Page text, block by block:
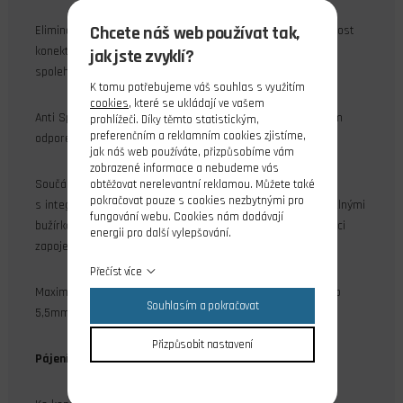
Eliminací vzniku elektrického výboje významně roste životnost
konektoru ve smyslu počtu připojení a v důsledku také
spolehlivost spojení.
Anti Spark konektory se dále vyznačují nízkým přechodovým
odporem a zejména svým jednoduchým použitím.
Součástí balení jsou dva páry konektorů z toho je jeden
s integrovaným omezením proudu a osmi teplem srmšťitelnými
bužírkami v černé a červené barvě, pro libovolnou kombinaci
zapojení konektorů.
Maximální proud konektorem pro průměr 4mm je 75A a pro
5,5mm 150A.
Pájení vodičů:
Chcete náš web používat tak,
jak jste zvyklí?
K tomu potřebujeme váš souhlas s využitím
cookies, které se ukládají ve vašem
prohlížeči. Díky těmto statistickým,
preferenčním a reklamním cookies zjistíme,
jak náš web používáte, přizpůsobíme vám
zobrazené informace a nebudeme vás
obtěžovat nerelevantní reklamou. Můžete také
pokračovat pouze s cookies nezbytnými pro
fungování webu. Cookies nám dodávají
energii pro další vylepšování.
Přečíst více
Souhlasím a pokračovat
Přizpůsobit nastavení